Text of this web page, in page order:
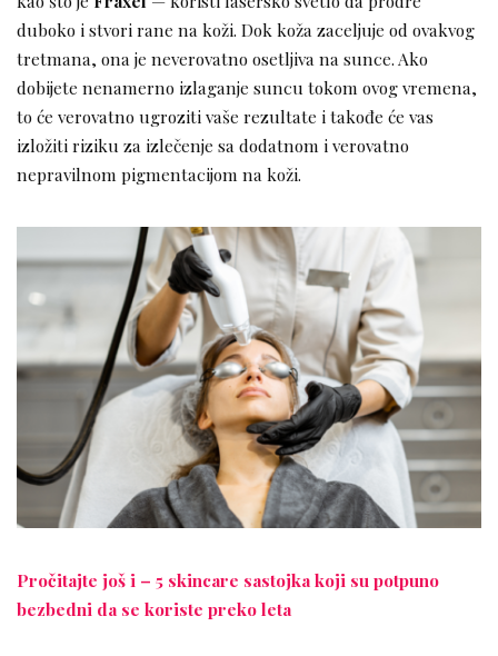
duboko i stvori rane na koži. Dok koža zaceljuje od ovakvog
tretmana, ona je neverovatno osetljiva na sunce. Ako
dobijete nenamerno izlaganje suncu tokom ovog vremena,
to će verovatno ugroziti vaše rezultate i takođe će vas
izložiti riziku za izlečenje sa dodatnom i verovatno
nepravilnom pigmentacijom na koži.
Pročitajte još i – 5 skincare sastojka koji su potpuno
bezbedni da se koriste preko leta